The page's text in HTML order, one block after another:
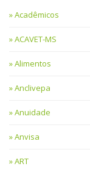
Acadêmicos
ACAVET-MS
Alimentos
Anclivepa
Anuidade
Anvisa
ART